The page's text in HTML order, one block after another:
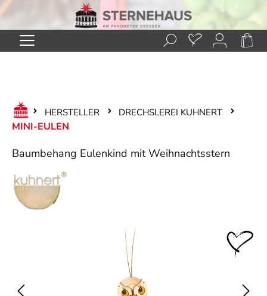
Zum Hauptinhalt springen
HERSTELLER DRECHSLEREI KUHNERT
MINI-EULEN
Baumbehang Eulenkind mit Weihnachtsstern
Bildergalerie überspringen